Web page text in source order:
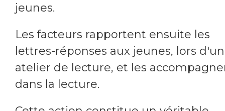
jeunes.
Les facteurs rapportent ensuite les
lettres-réponses aux jeunes, lors d'un
atelier de lecture, et les
dans la lecture.